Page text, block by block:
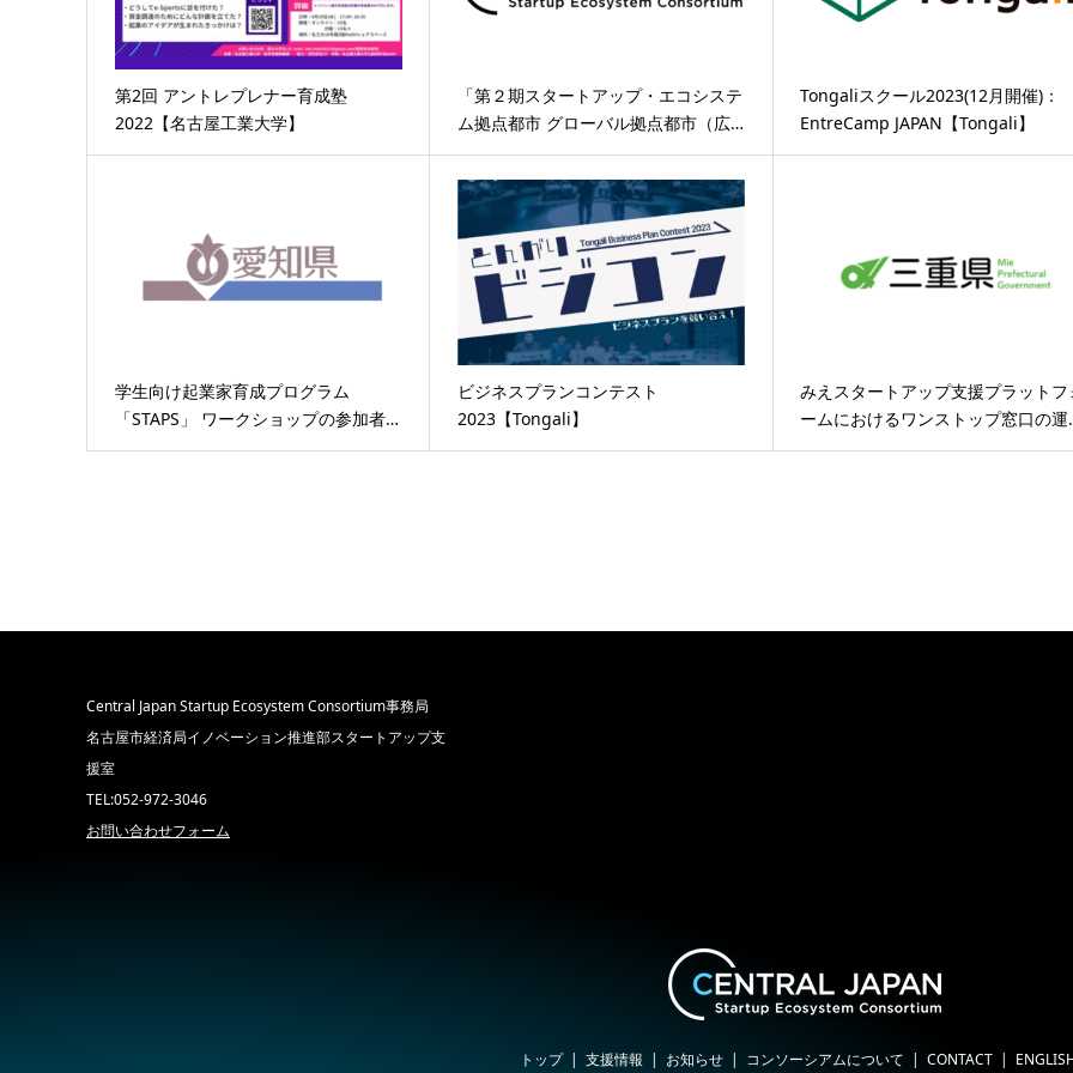
第2回 アントレプレナー育成塾
2022【名古屋工業大学】
「第２期スタートアップ・エコシステ
ム拠点都市 グローバル拠点都市（広…
Tongaliスクール2023(12月開催)：
EntreCamp JAPAN【Tongali】
学生向け起業家育成プログラム
「STAPS」 ワークショップの参加者…
ビジネスプランコンテスト
2023【Tongali】
みえスタートアップ支援プラットフ
ームにおけるワンストップ窓口の
Central Japan Startup Ecosystem Consortium事務局
名古屋市経済局イノベーション推進部スタートアップ支
援室
TEL:052-972-3046
お問い合わせフォーム
トップ 支援情報 お知らせ コンソーシアムについて CONTACT